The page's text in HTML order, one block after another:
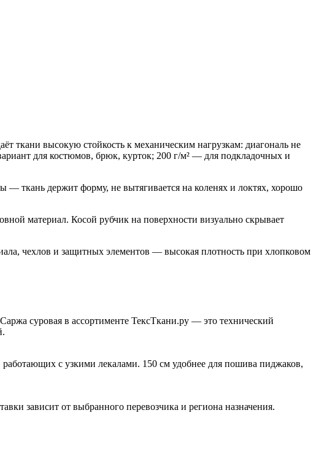
ткани высокую стойкость к механическим нагрузкам: диагональ не
для костюмов, брюк, курток; 200 г/м² — для подкладочных и
ткань держит форму, не вытягивается на коленях и локтях, хорошо
материал. Косой рубчик на поверхности визуально скрывает
чехлов и защитных элементов — высокая плотность при хлопковом
суровая в ассортименте ТексТкани.ру — это технический
с узкими лекалами. 150 см удобнее для пошива пиджаков,
зависит от выбранного перевозчика и региона назначения.